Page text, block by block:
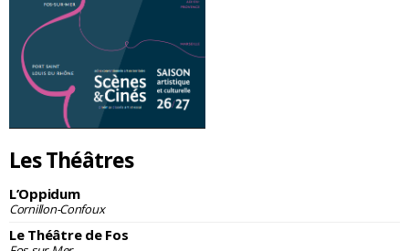
Les Théâtres
L’Oppidum
Cornillon-Confoux
Le Théâtre de Fos